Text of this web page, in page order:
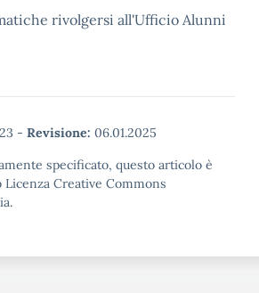
rivolgersi all'Ufficio Alunni
- Revisione: 06.01.2025
specificato, questo articolo è
Creative Commons